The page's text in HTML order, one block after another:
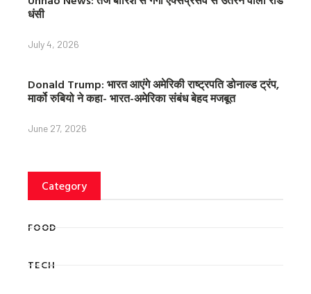
धंसी
July 4, 2026
Donald Trump: भारत आएंगे अमेरिकी राष्ट्रपति डोनाल्ड ट्रंप,
मार्को रुबियो ने कहा- भारत-अमेरिका संबंध बेहद मजबूत
June 27, 2026
Category
FOOD
TECH